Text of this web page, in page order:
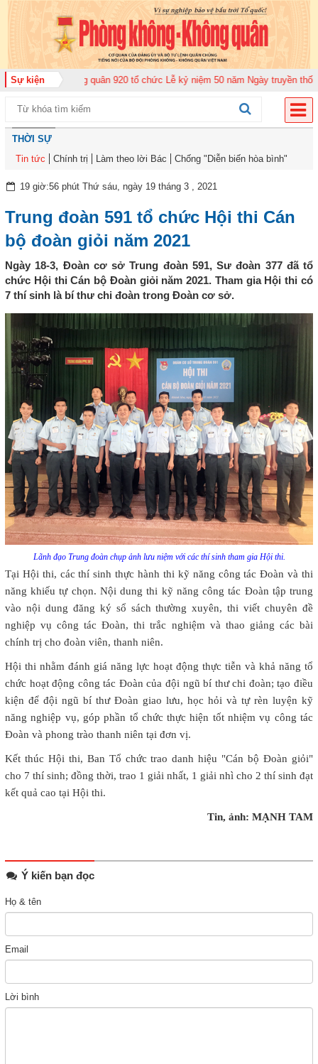
Sự kiện
đoàn Không quân 920 tổ chức Lễ kỷ niệm 50 năm Ngày truyền thống
THỜI SỰ
Tin tức
Chính trị Làm theo lời Bác Chống "Diễn biến hòa bình"
19 giờ:56 phút Thứ sáu, ngày 19 tháng 3 , 2021
Trung đoàn 591 tổ chức Hội thi Cán
bộ đoàn giỏi năm 2021
Ngày 18-3, Đoàn cơ sở Trung đoàn 591, Sư đoàn 377 đã tổ
chức Hội thi Cán bộ Đoàn giỏi năm 2021. Tham gia Hội thi có
7 thí sinh là bí thư chi đoàn trong Đoàn cơ sở.
Lãnh đạo Trung đoàn chụp ảnh lưu niệm với các thí sinh tham gia Hội thi.
Tại Hội thi, các thí sinh thực hành thi kỹ năng công tác Đoàn và thi
năng khiếu tự chọn. Nội dung thi kỹ năng công tác Đoàn tập trung
vào nội dung đăng ký sổ sách thường xuyên, thi viết chuyên đề
nghiệp vụ công tác Đoàn, thi trắc nghiệm và thao giảng các bài
chính trị cho đoàn viên, thanh niên.
Hội thi nhằm đánh giá năng lực hoạt động thực tiễn và khả năng tổ
chức hoạt động công tác Đoàn của đội ngũ bí thư chi đoàn; tạo điều
kiện để đội ngũ bí thư Đoàn giao lưu, học hỏi và tự rèn luyện kỹ
năng nghiệp vụ, góp phần tổ chức thực hiện tốt nhiệm vụ công tác
Đoàn và phong trào thanh niên tại đơn vị.
Kết thúc Hội thi, Ban Tổ chức trao danh hiệu "Cán bộ Đoàn giỏi"
cho 7 thí sinh; đồng thời, trao 1 giải nhất, 1 giải nhì cho 2 thí sinh đạt
kết quả cao tại Hội thi.
Tin, ảnh: MẠNH TAM
Ý kiến bạn đọc
Họ & tên
Email
Lời bình